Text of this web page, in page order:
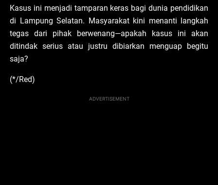
Kasus ini menjadi tamparan keras bagi dunia pendidikan
di Lampung Selatan. Masyarakat kini menanti langkah
tegas dari pihak berwenang—apakah kasus ini akan
ditindak serius atau justru dibiarkan menguap begitu
saja?
(*/Red)
ADVERTISEMENT